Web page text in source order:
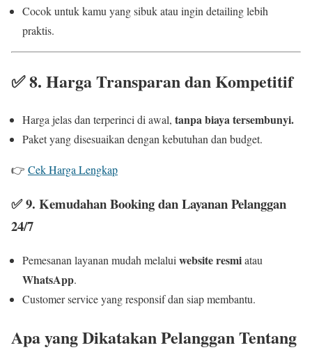
Cocok untuk kamu yang sibuk atau ingin detailing lebih
praktis.
✅8. Harga Transparan dan Kompetitif
Harga jelas dan terperinci di awal, tanpa biaya tersembunyi.
Paket yang disesuaikan dengan kebutuhan dan budget.
👉 Cek Harga Lengkap
✅ 9. Kemudahan Booking dan Layanan Pelanggan
24/7
Pemesanan layanan mudah melalui website resmiatau
WhatsApp.
Customer service yang responsif dan siap membantu.
Apa yang Dikatakan Pelanggan Tentang